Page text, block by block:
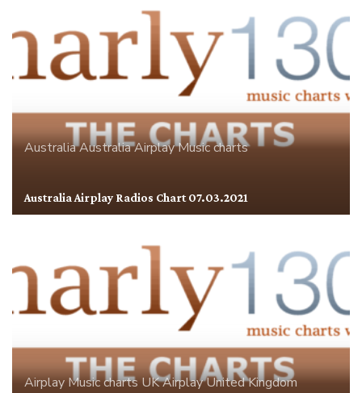
AustraliaAustralia AirplayMusic charts
Australia Airplay Radios Chart 07.03.2021
AirplayMusic chartsUK AirplayUnited Kingdom